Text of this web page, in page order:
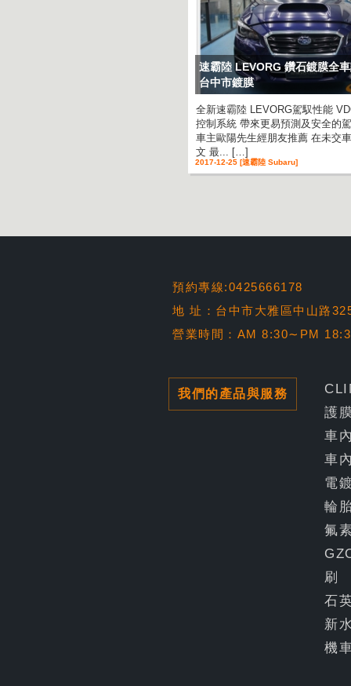
速霸陸 LEVORG 鑽石鍍膜全
台中市鍍膜
全新速霸陸 LEVORG駕馭性能
控制系統 帶來更易預測及安全的
車主歐陽先生經朋友推薦 在未交
文 最... […]
2017-12-25 [速霸陸 Subaru]
預約專線:0425666178
地 址：台中市大雅區中山路
營業時間：AM 8:30∼PM
我們的產品與服務
護
車
車
電
輪
氟
刷
石
新
機